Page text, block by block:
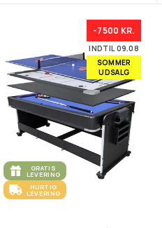
-7500 KR.
INDTIL 09.08
SOMMER
UDSALG
GRATIS
LEVERING
HURTIG
LEVERING